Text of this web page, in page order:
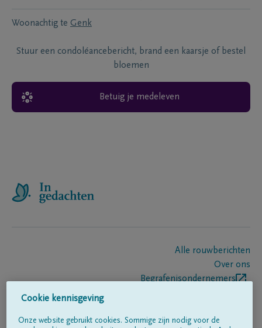
Woonachtig te Genk
Stuur een condoléancebericht, brand een kaarsje of bestel
bloemen
Betuig je medeleven
Alle rouwberichten
Over ons
Begrafenisondernemers
Cookie kennisgeving
Onze website gebruikt cookies. Sommige zijn nodig voor de